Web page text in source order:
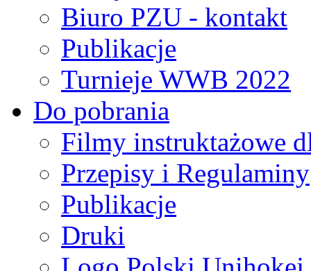
Biuro PZU - kontakt
Publikacje
Turnieje WWB 2022
Do pobrania
Filmy instruktażowe
Przepisy i Regulaminy
Publikacje
Druki